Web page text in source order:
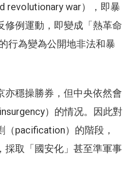
revolutionary war），即暴
修例運動，即變成「熱革命
行為變為公開地非法和暴
亦穩操勝券，但中央依然會
）的情况。因此對
pacification）的階段，
採取「國安化」甚至準軍事